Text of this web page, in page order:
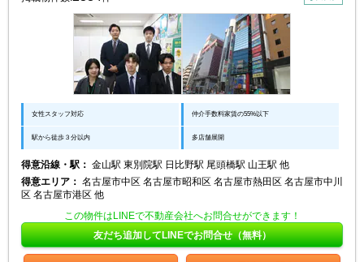
女性スタッフ対応 仲介手数料家賃の55%以下
駅から徒歩３分以内 多店舗展開
得意沿線・駅： 金山駅 東別院駅 日比野駅 尾頭橋駅 山王駅 他
得意エリア： 名古屋市中区 名古屋市昭和区 名古屋市熱田区 名古屋市中川
区 名古屋市港区 他
この物件はLINEで不動産会社へお問合せができます！
友だち追加してLINEでお問合せ（無料）